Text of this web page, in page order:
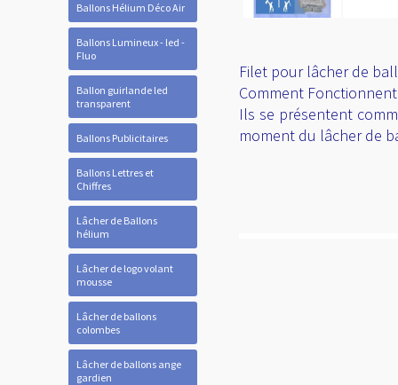
Ballons Hélium Déco Air
Ballons Lumineux - led -
Fluo
Ballon guirlande led
transparent
Ballons Publicitaires
Ballons Lettres et
Chiffres
Lâcher de Ballons
hélium
Lâcher de logo volant
mousse
Lâcher de ballons
colombes
Lâcher de ballons ange
gardien
Filet pour lâcher de
Comment
Ils se présentent
moment du lâcher de